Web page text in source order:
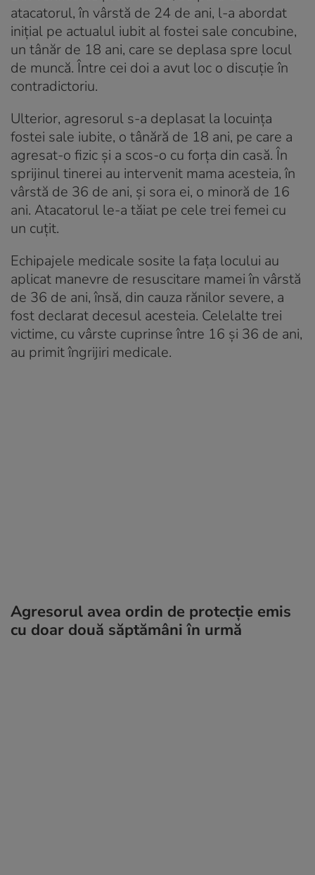
atacatorul, în vârstă de 24 de ani, l-a abordat
inițial pe actualul iubit al fostei sale concubine,
un tânăr de 18 ani, care se deplasa spre locul
de muncă. Între cei doi a avut loc o discuție în
contradictoriu.
Ulterior, agresorul s-a deplasat la locuința
fostei sale iubite, o tânără de 18 ani, pe care a
agresat-o fizic și a scos-o cu forța din casă. În
sprijinul tinerei au intervenit mama acesteia, în
vârstă de 36 de ani, și sora ei, o minoră de 16
ani. Atacatorul le-a tăiat pe cele trei femei cu
un cuțit.
Echipajele medicale sosite la fața locului au
aplicat manevre de resuscitare mamei în vârstă
de 36 de ani, însă, din cauza rănilor severe, a
fost declarat decesul acesteia. Celelalte trei
victime, cu vârste cuprinse între 16 și 36 de ani,
au primit îngrijiri medicale.
Agresorul avea ordin de protecție emis
cu doar două săptămâni în urmă